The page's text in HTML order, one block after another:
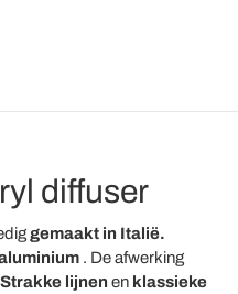
diffuser
gemaakt in Italië.
. De afwerking
Strakke lijnen en klassieke